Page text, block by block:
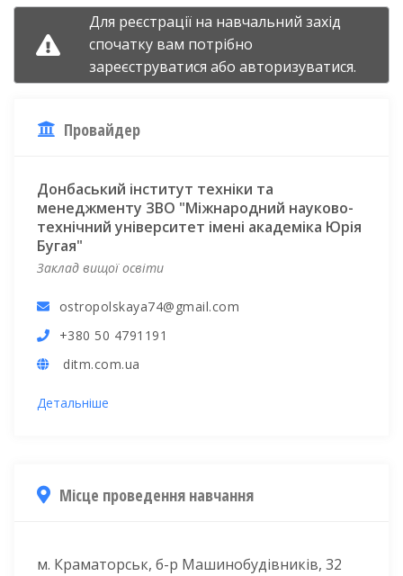
Для реєстрації на навчальний захід
спочатку вам потрібно
зареєструватися або авторизуватися.
Провайдер
Донбаський інститут техніки та
менеджменту ЗВО "Міжнародний науково-
технічний університет імені академіка Юрія
Бугая"
Заклад вищої освіти
ostropolskaya74@gmail.com
+380 50 4791191
ditm.com.ua
Детальніше
Місце проведення навчання
м. Краматорськ, б-р Машинобудівників, 32